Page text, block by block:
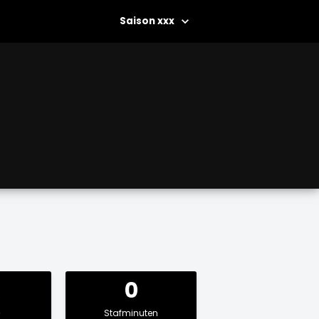
xxx
0
Stafminuten